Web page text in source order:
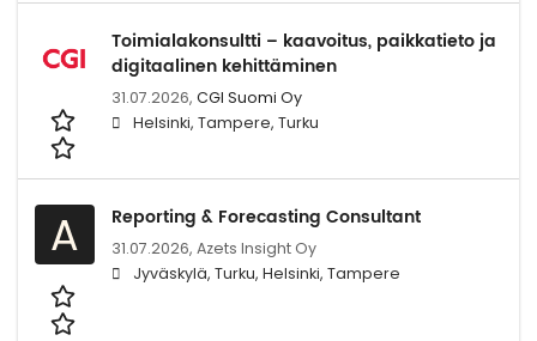
Toimialakonsultti – kaavoitus, paikkatieto ja
digitaalinen kehittäminen
31.07.2026, CGI Suomi Oy
Helsinki, Tampere, Turku
A Reporting & Forecasting Consultant
31.07.2026, Azets Insight Oy
Jyväskylä, Turku, Helsinki, Tampere